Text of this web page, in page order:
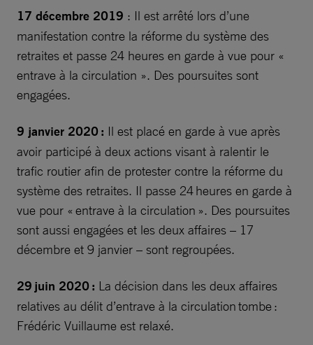
17 décembre 2019 : Il est arrêté lors d’une
manifestation contre la réforme du système des
retraites et passe 24 heures en garde à vue pour «
entrave à la circulation ». Des poursuites sont
engagées.
9 janvier 2020 : Il est placé en garde à vue après
avoir participé à deux actions visant à ralentir le
trafic routier afin de protester contre la réforme du
système des retraites. Il passe 24 heures en garde à
vue pour « entrave à la circulation ». Des poursuites
sont aussi engagées et les deux affaires – 17
décembre et 9 janvier – sont regroupées.
29 juin 2020 : La décision dans les deux affaires
relatives au délit d’entrave à la circulation tombe :
Frédéric Vuillaume est relaxé.